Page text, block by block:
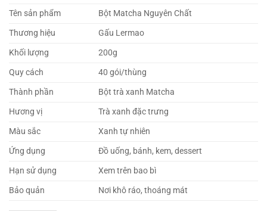
Tên sản phẩm
Bột Matcha Nguyên Chất
Thương hiệu
Gấu Lermao
Khối lượng
200g
Quy cách
40 gói/thùng
Thành phần
Bột trà xanh Matcha
Hương vị
Trà xanh đặc trưng
Màu sắc
Xanh tự nhiên
Ứng dụng
Đồ uống, bánh, kem, dessert
Hạn sử dụng
Xem trên bao bì
Bảo quản
Nơi khô ráo, thoáng mát